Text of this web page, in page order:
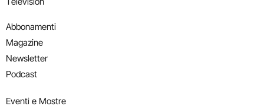
Abbonamenti
Magazine
Newsletter
Podcast
Eventi e Mostre